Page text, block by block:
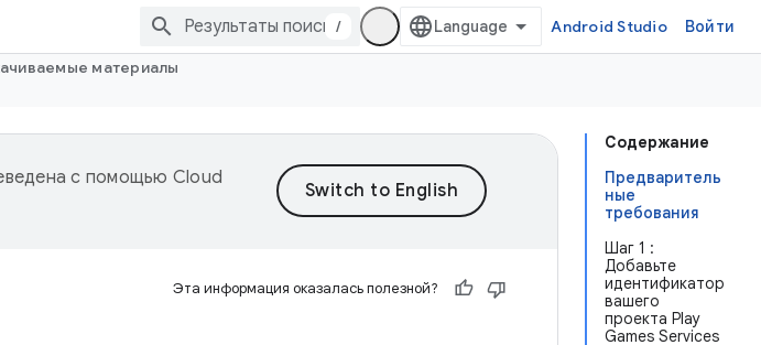
/ Android Studio Войти
материалы
Содержание
Предваритель
ные
требования
Шаг 1 :
Добавьте
идентификатор
вашего
проекта Play
Games Services
с помощью Cloud
Эта информация оказалась полезной?